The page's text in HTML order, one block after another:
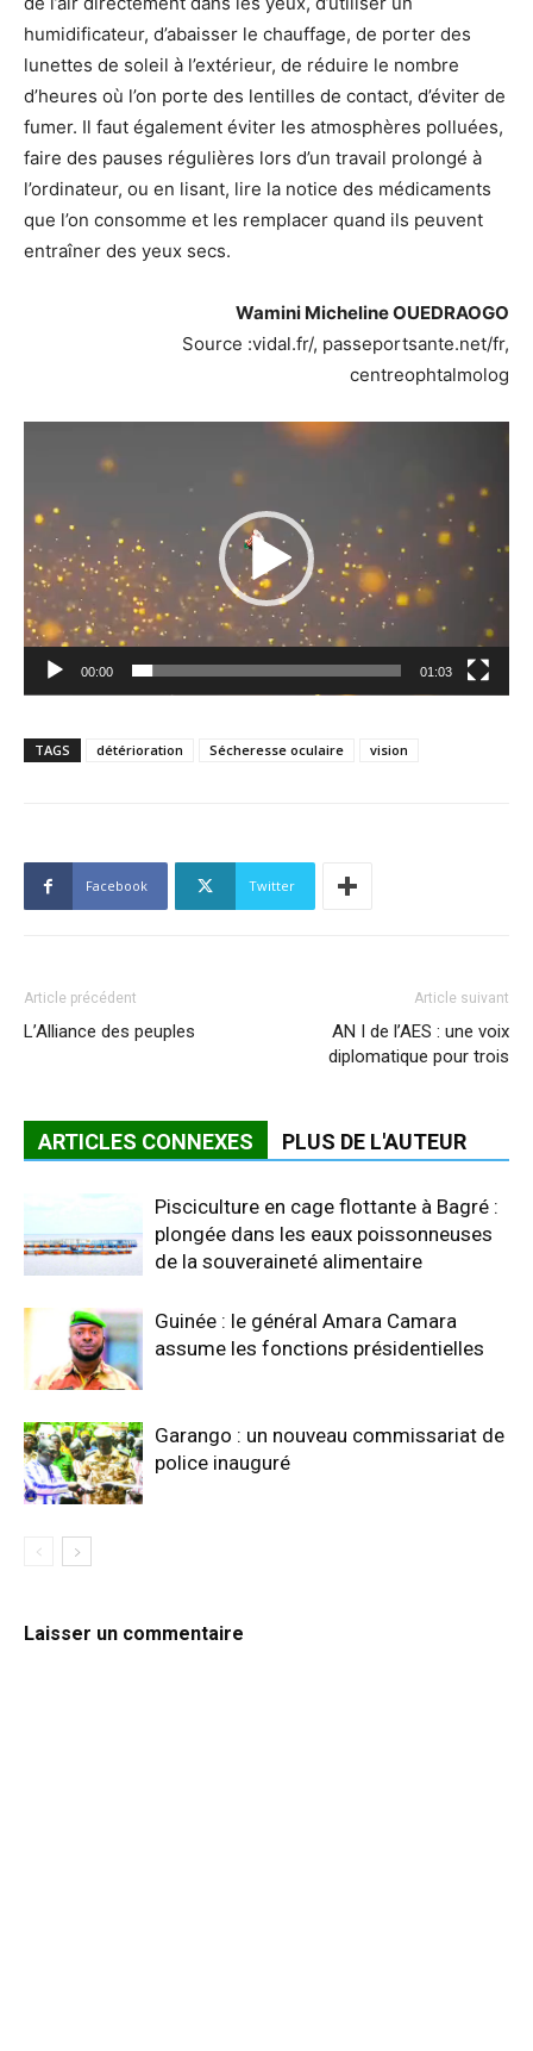
humidificateur, d’abaisser le chauffage, de porter des
lunettes de soleil à l’extérieur, de réduire le nombre
d’heures où l’on porte des lentilles de contact, d’éviter de
fumer. Il faut également éviter les atmosphères polluées,
faire des pauses régulières lors d’un travail prolongé à
l’ordinateur, ou en lisant, lire la notice des médicaments
que l’on consomme et les remplacer quand ils peuvent
entraîner des yeux secs.
Wamini Micheline OUEDRAOGO
Source :vidal.fr/, passeportsante.net/fr,
centreophtalmolog
Lecteur
00:00 01:03
TAGS détérioration Sécheresse oculaire vision
Facebook Twitter
Article précédent
L’Alliance des peuples
Article suivant
AN I de l’AES : une voix
diplomatique pour trois
ARTICLES CONNEXES PLUS DE L'AUTEUR
Pisciculture en cage flottante à Bagré :
plongée dans les eaux poissonneuses
de la souveraineté alimentaire
Guinée : le général Amara Camara
assume les fonctions présidentielles
Garango : un nouveau commissariat de
police inauguré
Laisser un commentaire